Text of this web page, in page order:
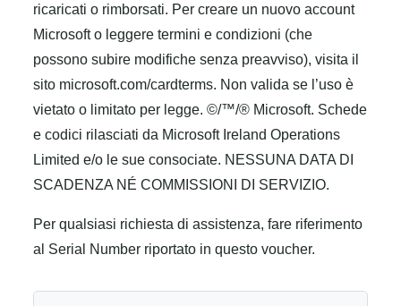
ricaricati o rimborsati. Per creare un nuovo account
Microsoft o leggere termini e condizioni (che
possono subire modifiche senza preavviso), visita il
sito microsoft.com/cardterms. Non valida se l’uso è
vietato o limitato per legge. ©/™/® Microsoft. Schede
e codici rilasciati da Microsoft Ireland Operations
Limited e/o le sue consociate. NESSUNA DATA DI
SCADENZA NÉ COMMISSIONI DI SERVIZIO.
Per qualsiasi richiesta di assistenza, fare riferimento
al Serial Number riportato in questo voucher.